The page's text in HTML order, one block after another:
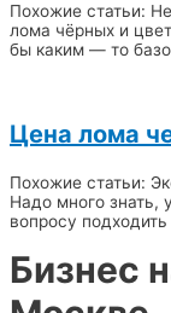
Похожие статьи:
лома чёрных и
бы каким — то
Цена лома
Похожие статьи:
Надо много знать,
вопросу
Бизнес